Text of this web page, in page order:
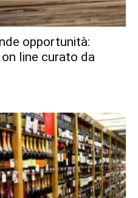
opportunità:
line curato da